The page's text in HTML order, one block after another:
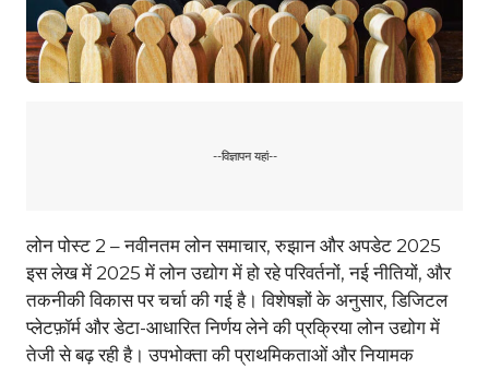
--विज्ञापन यहां--
लोन पोस्ट 2 – नवीनतम लोन समाचार, रुझान और अपडेट 2025
इस लेख में 2025 में लोन उद्योग में हो रहे परिवर्तनों, नई नीतियों, और
तकनीकी विकास पर चर्चा की गई है। विशेषज्ञों के अनुसार, डिजिटल
प्लेटफ़ॉर्म और डेटा-आधारित निर्णय लेने की प्रक्रिया लोन उद्योग में
तेजी से बढ़ रही है। उपभोक्ता की प्राथमिकताओं और नियामक